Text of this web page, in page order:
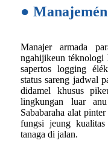
●
Manajer armada
ngahijikeun téknologi
sapertos logging
status sareng jadwal
didamel khusus
lingkungan luar
Sababaraha alat
fungsi jeung
tanaga di jalan.